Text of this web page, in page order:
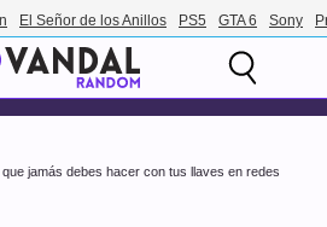
El Señor de los Anillos PS5 GTA 6 Sony
jamás debes hacer con tus llaves en redes